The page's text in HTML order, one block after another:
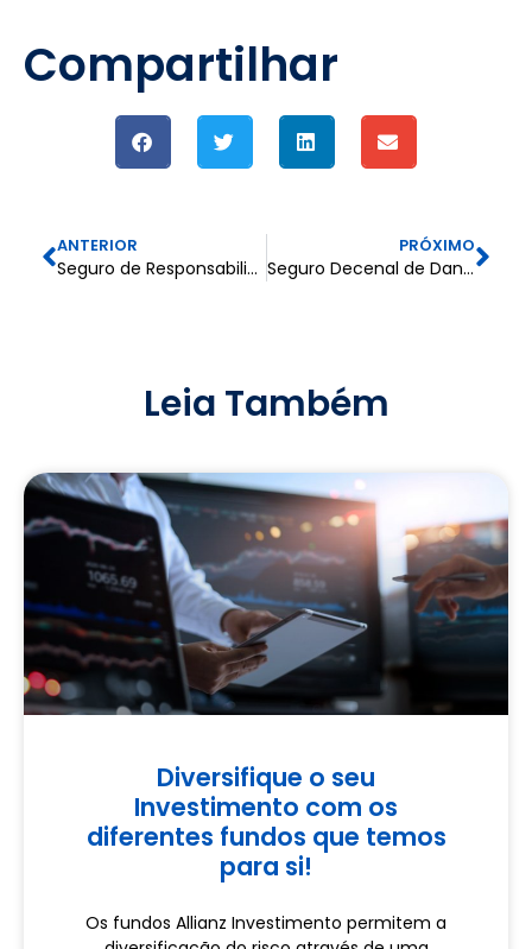
Compartilhar
ANTERIOR
Seguro de Responsabilidade Civil – Atividades da Construção
PRÓXIMO
Seguro Decenal de Danos
Leia Também
Diversifique o seu
Investimento com os
diferentes fundos que temos
para si!
Os fundos Allianz Investimento permitem a